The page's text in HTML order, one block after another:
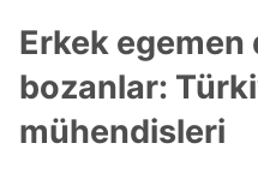
Erkek
bozanlar:
mühendisleri